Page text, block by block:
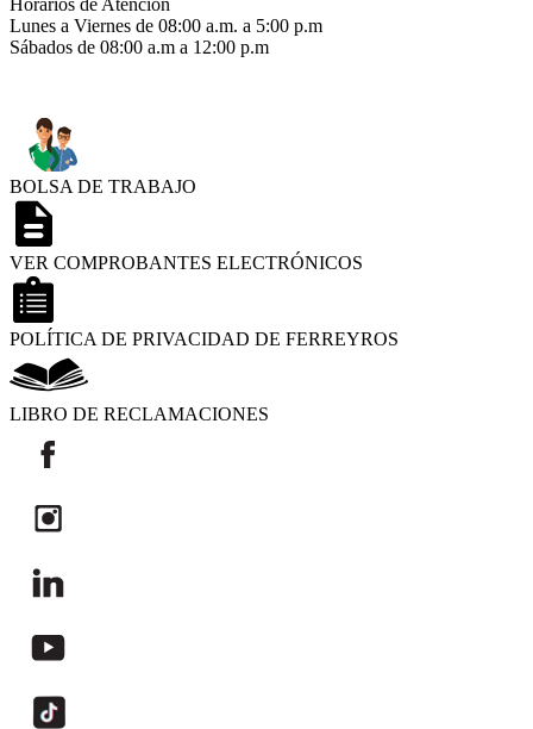
Horarios de Atención
Lunes a Viernes de 08:00 a.m. a 5:00 p.m
Sábados de 08:00 a.m a 12:00 p.m
BOLSA DE TRABAJO
VER COMPROBANTES ELECTRÓNICOS
POLÍTICA DE PRIVACIDAD DE FERREYROS
LIBRO DE RECLAMACIONES